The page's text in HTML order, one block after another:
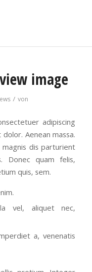
image
/ von
adipiscing
Aenean massa.
dis parturient
Donec quam felis,
quis, sem.
vel, aliquet nec,
a, venenatis